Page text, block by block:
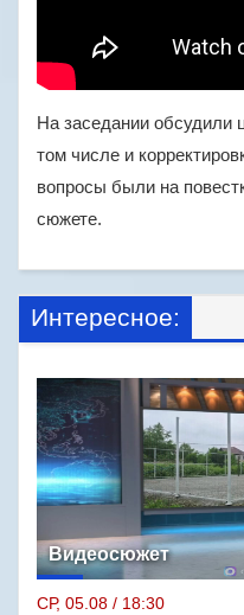
На заседании обсудили
том числе и
вопросы были на
сюжете.
Интересное:
Видеосюжет
СР, 05.08 / 18:30